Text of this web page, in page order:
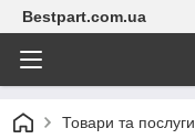
Bestpart.com.ua
Товари та послуги